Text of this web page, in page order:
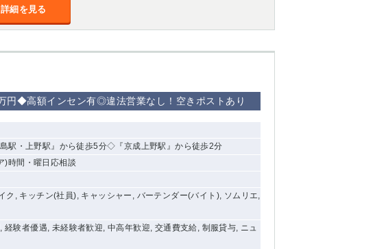
細を見る
円◆高額インセン有◎違法営業なし！空きポストあり
駅・上野駅』から徒歩5分◇『京成上野駅』から徒歩2分
)時間・曜日応相談
ク, キッチン(社員), キャッシャー, バーテンダー(バイト), ソムリエ,
験者優遇, 未経験者歓迎, 中高年歓迎, 交通費支給, 制服貸与, ニュ